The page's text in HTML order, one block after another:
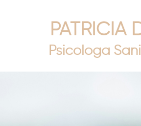
PATRICIA
Psicóloga